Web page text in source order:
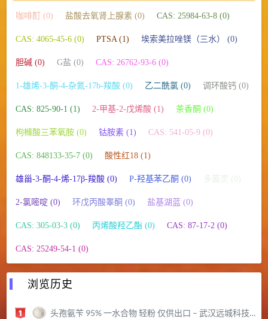
咖啡酊 (0) 盐酸去氧肾上腺素 (0) CAS: 25984-63-8 (0)
CAS: 4065-45-6 (0) PTSA (1) 埃索美拉唑镁（三水） (0)
胆碱 (0) G盐 (0) CAS: 26762-93-6 (0)
1-雄烯-3-酮-4-杂氮-17b-羧酸 (0) 乙二酰氯 (0) 调环酸钙 (0)
CAS: 825-90-1 (1) 2-甲基-2-戊烯酸 (1) 茶香酮 (0)
枸橼酸三苯氧胺 (0) 钴胺素 (1) CAS: 541-05-9 (0)
CAS: 848133-35-7 (0) 酸性红18 (1)
雄甾-3-酮-4-烯-17β-羧酸 (0) P-羟基苯乙酮 (0) 多菌灵 (0)
2-氯嘧啶 (0) 环戊丙酸睾酮 (0) 盐基湖蓝 (0)
CAS: 305-03-3 (0) 丙烯酸羟乙酯 (0) CAS: 87-17-2 (0)
CAS: 25249-54-1 (0)
浏览历史
头孢氨苄 95% 一水合物 轻粉 仅供出口 – 武汉远城科技发展有限公司